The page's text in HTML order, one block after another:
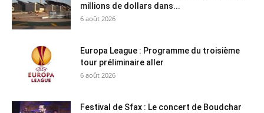
millions de dollars dans...
6 août 2026
Europa League : Programme du troisième
tour préliminaire aller
6 août 2026
Festival de Sfax : Le concert de Boudchar